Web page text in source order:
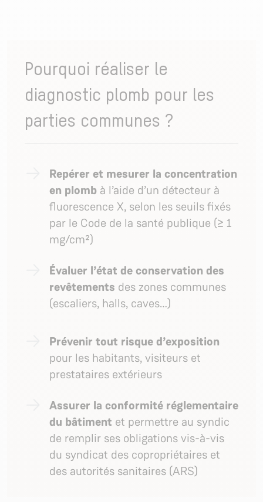
Pourquoi réaliser le
diagnostic plomb pour les
parties communes ?
Repérer et mesurer la concentration
en plomb à l’aide d’un détecteur à
fluorescence X, selon les seuils fixés
par le Code de la santé publique (≥ 1
mg/cm²)
Évaluer l’état de conservation des
revêtements des zones communes
(escaliers, halls, caves…)
Prévenir tout risque d’exposition
pour les habitants, visiteurs et
prestataires extérieurs
Assurer la conformité réglementaire
du bâtiment et permettre au syndic
de remplir ses obligations vis-à-vis
du syndicat des copropriétaires et
des autorités sanitaires (ARS)